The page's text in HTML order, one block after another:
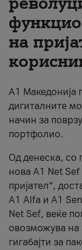
За нас
на
А1 Македонија
дигиталните
начин за
портфолио.
Од денеска, со
нова A1 Net
пријател“,
А1 Alfa и A1
Net Sef, веќе
овозможува на
гигабајти за